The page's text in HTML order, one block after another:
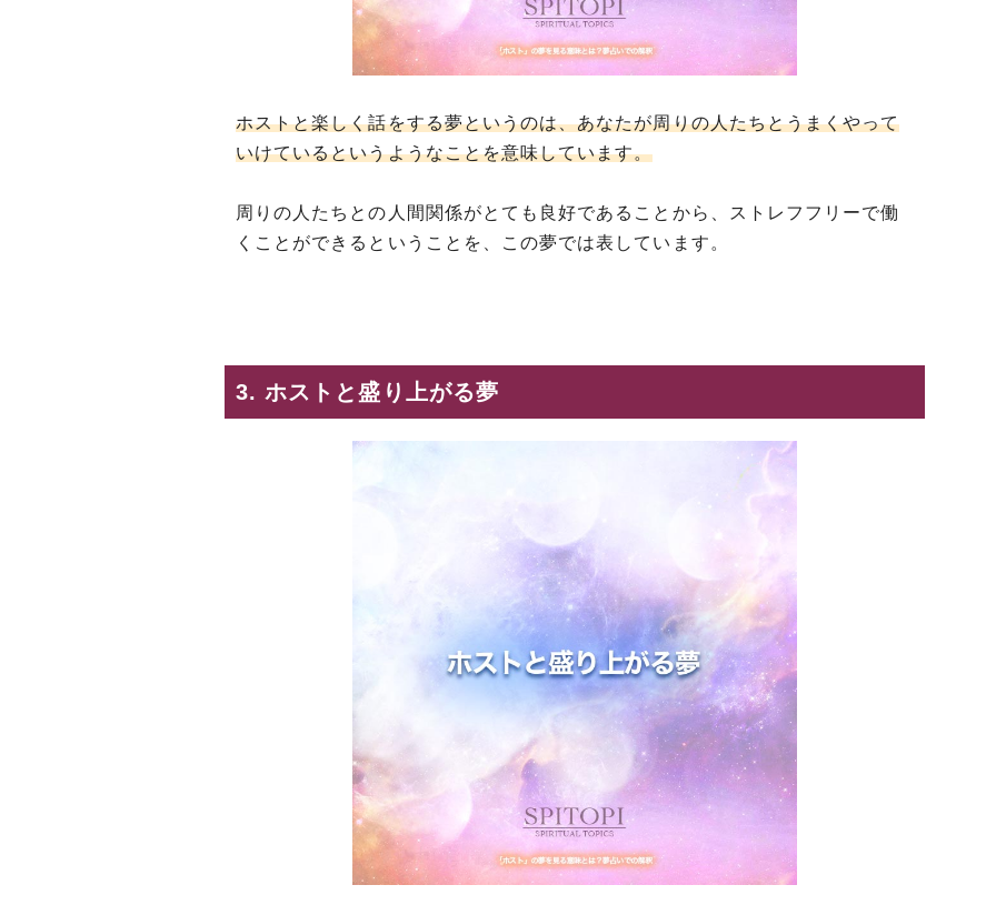
ホストと楽しく話をする夢というのは、あなたが周りの人たちとうまくやって
いけているというようなことを意味しています。
周りの人たちとの人間関係がとても良好であることから、ストレフフリーで働
くことができるということを、この夢では表しています。
3. ホストと盛り上がる夢